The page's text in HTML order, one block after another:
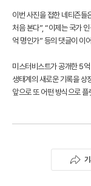
이번 사진을 접한 네티즌들
처음 본다”, “이제는 국가
억 명인가” 등의 댓글이 이
미스터비스트가 공개한 5
생태계의 새로운 기록을 상
앞으로 또 어떤 방식으로